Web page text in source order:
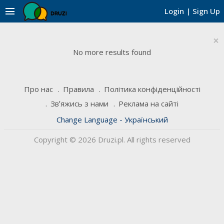
Login | Sign Up
menu
×
No more results found
Про нас Правила
Політика конфіденційності
Звʼяжись з нами
Реклама на сайті
Change Language - Український
Copyright © 2026 Druzi.pl. All rights reserved